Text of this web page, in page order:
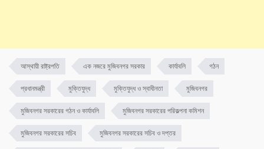
আস্থায়ী রাষ্ট্রপতি এক নজরে মুজিবনগর সরকার কার্যাবলি গঠন
প্রধানমন্ত্রী মু‌ক্তিযুদ্ধ মু‌ক্তিযুদ্ধ ও স্বাধীনতা মুজিবনগর
মুজিবনগর সরকারের গঠন ও কার্যাবলি মুজিবনগর সরকারের পরিকল্পনা কমিশন
মুজিবনগর সরকারের সচিব মুজিবনগর সরকারের সচিব ও দপ্তর